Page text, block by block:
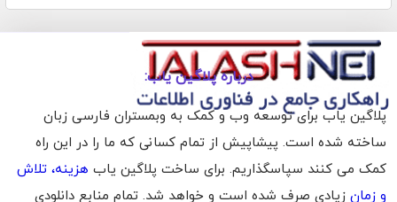
درباره پلاگین یاب:
پلاگین یاب برای توسعه وب و کمک به وبمستران فارسی زبان
ساخته شده است. پیشاپیش از تمام کسانی که ما را در این راه
کمک می کنند سپاسگذاریم. برای ساخت پلاگین یاب هزینه، تلاش
و زمان زیادی صرف شده است و خواهد شد. تمام منابع دانلودی